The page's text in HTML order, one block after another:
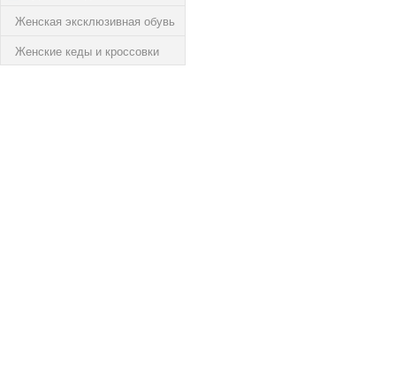
Женская эксклюзивная обувь
Женские кеды и кроссовки